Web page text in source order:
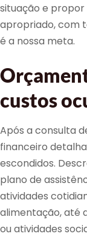
situação e propor
apropriado, com
é a nossa meta.
custos
Após a consulta
financeiro
escondidos.
plano de
atividades
alimentação, até
ou atividades